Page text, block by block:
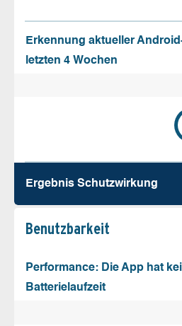
Erkennung aktueller
letzten 4 Wochen
Ergebnis Schutz­wirkung
Benutz­barkeit
Performance: Die App hat
Batterielaufzeit